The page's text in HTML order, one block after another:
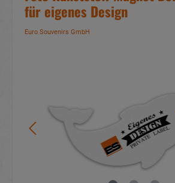
für eigenes Design
Euro Souvenirs GmbH